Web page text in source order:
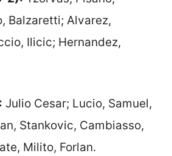
Balzaretti; Alvarez,
Ilicic; Hernandez,
Julio Cesar; Lucio, Samuel,
Stankovic, Cambiasso,
Milito, Forlan.